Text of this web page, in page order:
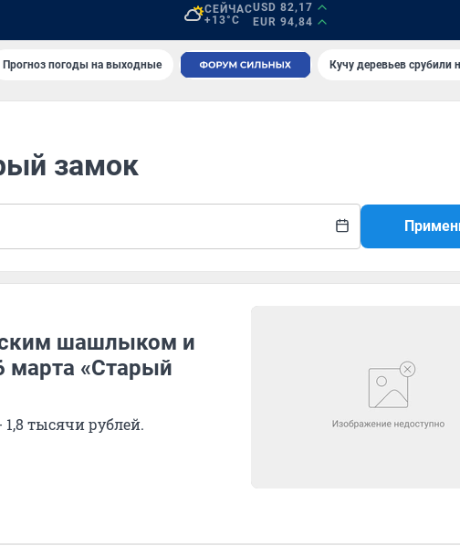
СЕЙЧАС
+13°C
USD 82,17
EUR 94,84
Прогноз погоды на выходные Кучу деревьев срубили
замок
шашлыком и
марта «Старый
тысячи рублей.